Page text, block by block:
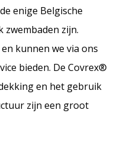
enige Belgische
zijn.
kunnen we via ons
bieden. De Covrex®
en het gebruik
zijn een groot